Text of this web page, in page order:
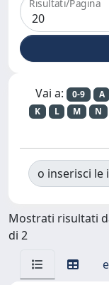
Risultati/Pagina
Vai a: 0-9 A
K
L M N
o inserisci le
Mostrati risultati
di 2